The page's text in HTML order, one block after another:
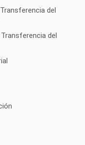
del
del